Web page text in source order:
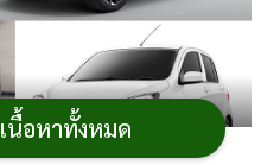
นื้อหาทั้งหมด